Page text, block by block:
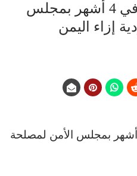
تقرير: ما فعلته مصر في 4 أشهر بمجلس
إزاء اليمن
تقرير: ما فعلته مصر في 4 أشهر بمجلس الأمن لمصلحة